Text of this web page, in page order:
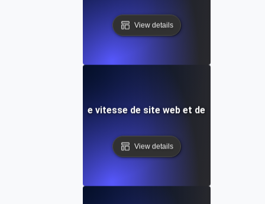
View details
ultime de test de vitesse de site web et de
View details